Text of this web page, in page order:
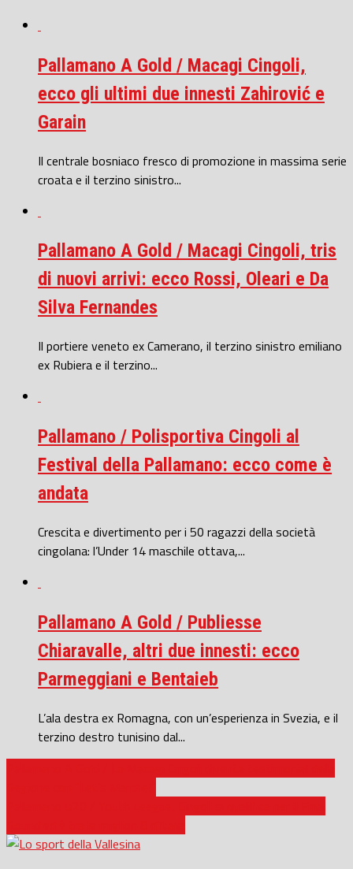
Pallamano A Gold / Macagi Cingoli,
ecco gli ultimi due innesti Zahirović e
Garain
Il centrale bosniaco fresco di promozione in massima serie
croata e il terzino sinistro...
Pallamano A Gold / Macagi Cingoli, tris
di nuovi arrivi: ecco Rossi, Oleari e Da
Silva Fernandes
Il portiere veneto ex Camerano, il terzino sinistro emiliano
ex Rubiera e il terzino...
Pallamano / Polisportiva Cingoli al
Festival della Pallamano: ecco come è
andata
Crescita e divertimento per i 50 ragazzi della società
cingolana: l’Under 14 maschile ottava,...
Pallamano A Gold / Publiesse
Chiaravalle, altri due innesti: ecco
Parmeggiani e Bentaieb
L’ala destra ex Romagna, con un’esperienza in Svezia, e il
terzino destro tunisino dal...